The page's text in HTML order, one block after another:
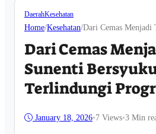
DaerahKesehatan
Home/Kesehatan/Dari Cemas Menjadi
Dari Cemas
Sunenti
Terlindungi
January 18, 2026•7 Views•3 Min